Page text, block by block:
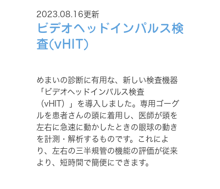
2023.08.16更新
ビデオヘッドインパルス検
査(vHIT)
めまいの診断に有用な、新しい検査機器
「ビデオヘッドインパルス検査
（vHIT）」を導入しました。専用ゴーグ
ルを患者さんの頭に着用し、医師が頭を
左右に急速に動かしたときの眼球の動き
を計測・解析するものです。これによ
り、左右の三半規管の機能の評価が従来
より、短時間で簡便にできます。